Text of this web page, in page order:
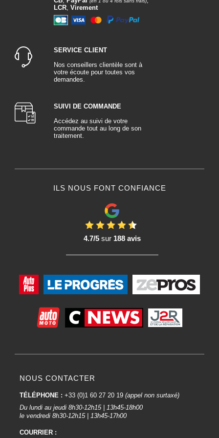
5. Contrôle de la viscosité :
traînées.
6. Test de pulvérisation :
Si vous utilisez un pistolet professionnel, effectuez un test de pulvérisation
ajoutant plus de diluant.
7. Conditions de travail :
Tenez compte des conditions atmosphériques. Les températures élevées
8. Nettoyage du matériel :
équipement qui a servi lors des réparations. Certains diluants peuvent
également être utilisés pour nettoyer les outils d'application.
Utilisez le diluant dans un espace bien ventilé. Portez un équipement de
protection individuelle, y compris desmasques appropriés, pour éviter
11. Stockage :
Assurez-vous de respecter les réglementations environnementales locales
les émissions de composés organiques volatils (COV).
En respectant ces étapes et en prenant en compte les recommandations
spécifiques du fabricant, vous pourrez utiliser le diluant de manière efficace
automobile.
LCR, Virement
SERVICE CLIENT
Nos conseillers clientèle sont à
votre écoute pour toutes vos
demandes.
SUIVI DE COMMANDE
Accédez au suivi de votre
commande tout au long de son
traitement.
ILS NOUS FONT CONFIANCE
4.7/5sur 188 avis
NOUS CONTACTER
TÉLÉPHONE : +33 (0)1 60 27 20 19 (appel non surtaxé)
Du lundi au jeudi 8h30-12h15 | 13h45-18h00
le vendredi 8h30-12h15 | 13h45-17h00
COURRIER :